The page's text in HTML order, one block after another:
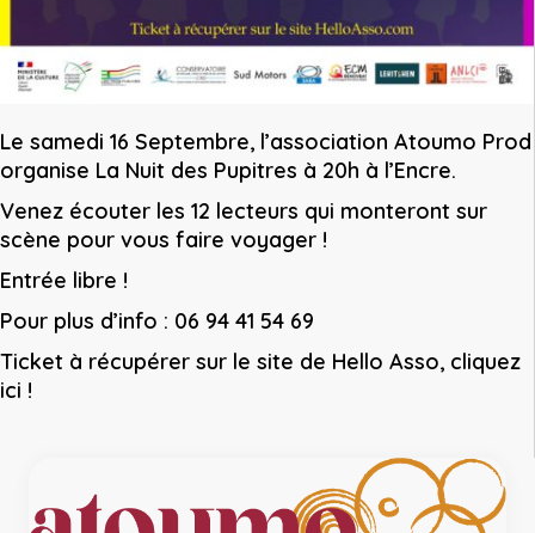
Le samedi 16 Septembre, l’association Atoumo Prod
organise La Nuit des Pupitres à 20h à l’Encre.
Venez écouter les 12 lecteurs qui monteront sur
scène pour vous faire voyager !
Entrée libre !
Pour plus d’info : 06 94 41 54 69
Ticket à récupérer sur le site de Hello Asso, cliquez
ici !